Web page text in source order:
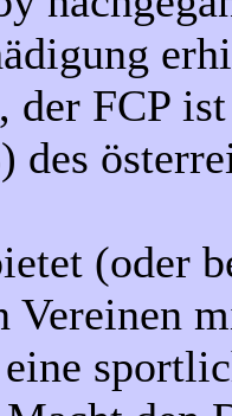
der FCP
des
(oder
Vereinen